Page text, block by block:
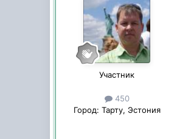
Участник
450
Город: Тарту, Эстония